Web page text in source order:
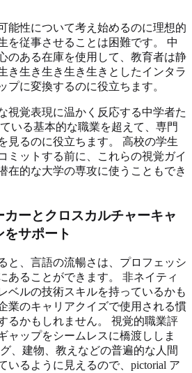
能性について考え始めるのに理想的
を従事させることは困難です。 中
のある在庫を使用して、教育者は静
き生き生き生き生きとしたインタラ
プに変換するのに役立ちます。
視覚表現に温かく反応する中学者た
いる基本的な職業を超えて、専門
見るのに役立ちます。 高校の学生
ミットする前に、これらの視覚ガイ
在的な大学の専攻に使うこともでき
ーとクロスカルチャーキャ
をサポート
と、言語の流暢さは、プロフェッシ
あることができます。 非ネイティ
ベルの技術スキルを持っているかも
業のキャリアクイズで使用される慣
るかもしれません。 視覚的職業評
ャップをシームレスに橋渡ししま
、建物、教えなどの普遍的な人間
いるように見えるので、pictorial ア